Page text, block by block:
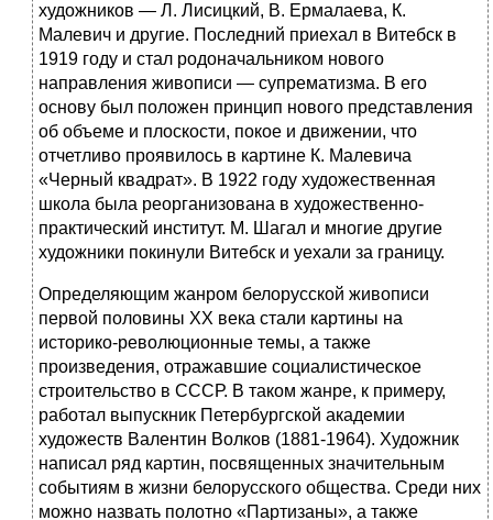
художников — Л. Лисицкий, В. Ермалаева, К.
Малевич и другие. Последний приехал в Витебск в
1919 году и стал родоначальником нового
направления живописи — супрематизма. В его
основу был положен принцип нового представления
об объеме и плоскости, покое и движении, что
отчетливо проявилось в картине К. Малевича
«Черный квадрат». В 1922 году художественная
школа была реорганизована в художественно-
практический институт. М. Шагал и многие другие
художники покинули Витебск и уехали за границу.
Определяющим жанром белорусской живописи
первой половины XX века стали картины на
историко-революционные темы, а также
произведения, отражавшие социалистическое
строительство в СССР. В таком жанре, к примеру,
работал выпускник Петербургской академии
художеств Валентин Волков (1881-1964). Художник
написал ряд картин, посвященных значительным
событиям в жизни белорусского общества. Среди них
можно назвать полотно «Партизаны», а также